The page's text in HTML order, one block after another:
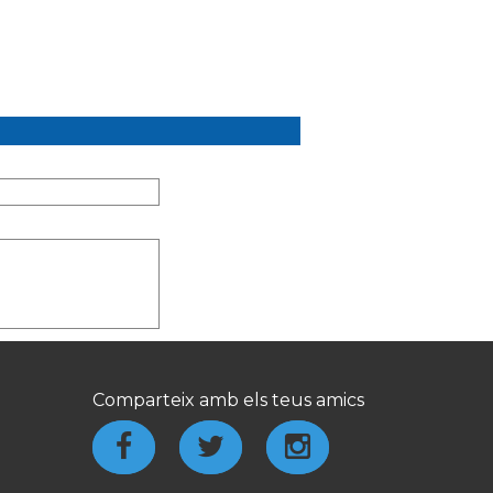
Comparteix amb els teus amics